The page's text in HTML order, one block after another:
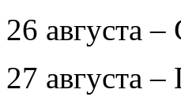
26 августа
27 августа